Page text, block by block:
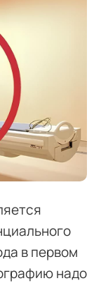
в первом
надо